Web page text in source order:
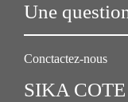
Une
Conctactez-nous
SIKA